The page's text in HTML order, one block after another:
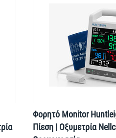
Φορητό Monitor
Πίεση | Οξυμετρία